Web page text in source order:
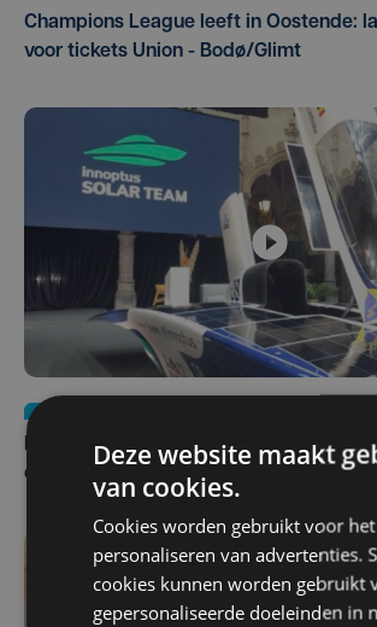
Champions League leeft in Oostende:
voor tickets Union - Bodø/Glimt
Belgisch Solar Team met West-
eerst in VS
Deze website maakt
van cookies.
Cookies worden gebruikt voor het
personaliseren van advertenties.
cookies kunnen worden gebruikt
gepersonaliseerde doeleinden in